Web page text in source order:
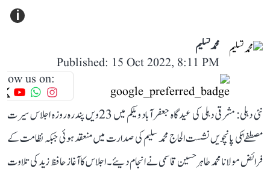
i
محمد تسلیم
Published: 15 Oct 2022, 8:11 PM
us on:
نئی دہلی: مشرقی دہلی کی عیدگاہ جعفرآباد ویلکم میں 23ویں پندرہ روزہ اجلاس سیرت
مصطفےٰؐ کی پانچویں نشست الحاج محمد سلیم کی صدارت میں منعقد ہوئی جبکہ نظامت کے
فرائض مولانا محمد طاہر حسین قاسمی نے انجام دیئے۔ اجلاس کا آغازحافظ زید کی تلاوت